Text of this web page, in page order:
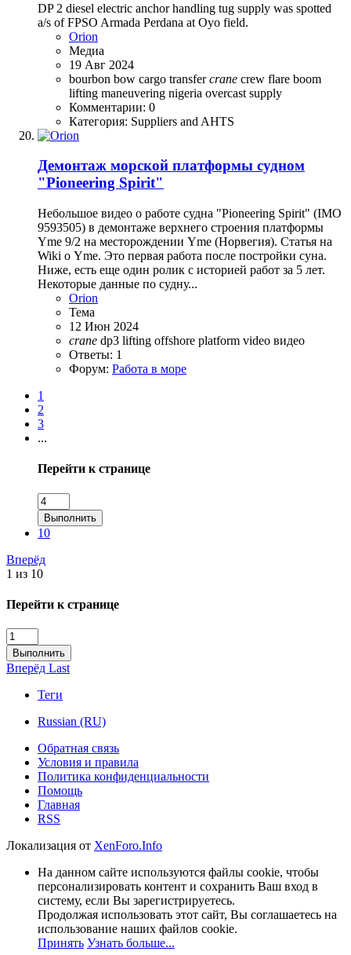
DP 2 diesel electric anchor handling tug supply was spotted
a/s of FPSO Armada Perdana at Oyo field.
Orion
Медиа
19 Авг 2024
bourbon bow cargo transfercrane crew flare boom
lifting maneuvering nigeria overcast supply
Комментарии: 0
Категория: Suppliers and AHTS
Демонтаж морской платформы судном
"Pioneering Spirit"
Небольшое видео о работе судна "Pioneering Spirit" (IMO
9593505) в демонтаже верхнего строения платформы
Yme 9/2 на месторождении Yme (Норвегия). Статья на
Wiki о Yme. Это первая работа после постройки суна.
Ниже, есть еще один ролик с историей работ за 5 лет.
Некоторые данные по судну...
Orion
Тема
12 Июн 2024
crane dp3 lifting offshore platform video видео
Ответы: 1
Форум: Работа в море
1
2
3
...
Перейти к странице
Выполнить
10
Вперёд
1 из 10
Перейти к странице
Выполнить
Вперёд Last
Теги
Russian (RU)
Обратная связь
Условия и правила
Политика конфиденциальности
Помощь
Главная
RSS
Локализация от XenForo.Info
На данном сайте используются файлы cookie, чтобы
персонализировать контент и сохранить Ваш вход в
систему, если Вы зарегистрируетесь.
Продолжая использовать этот сайт, Вы соглашаетесь на
использование наших файлов cookie.
Принять Узнать больше...